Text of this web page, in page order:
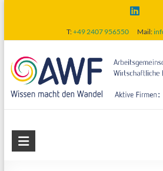
content
T:+49 2407 956550 Mail:
AWF